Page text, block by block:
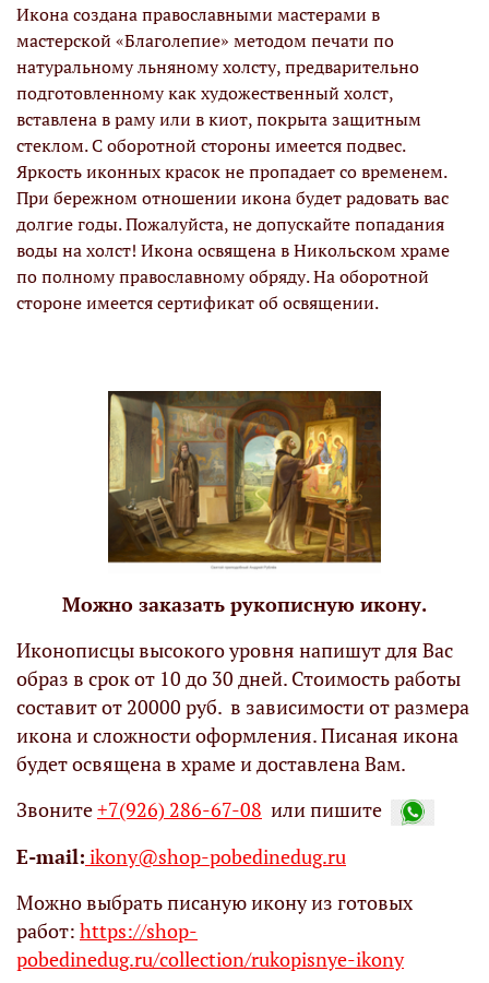
Икона создана православными мастерами в
мастерской «Благолепие» методом печати по
натуральному льняному холсту, предварительно
подготовленному как художественный холст,
вставлена в раму или в киот, покрыта защитным
стеклом. С оборотной стороны имеется подвес.
Яркость иконных красок не пропадает со временем.
При бережном отношении икона будет радовать вас
долгие годы. Пожалуйста, не допускайте попадания
воды на холст! Икона освящена в Никольском храме
по полному православному обряду. На оборотной
стороне имеется сертификат об освящении.
Можно заказать рукописную икону.
Иконописцы высокого уровня напишут для Вас
образ в срок от 10 до 30 дней. Стоимость работы
составит от 20000 руб. в зависимости от размера
икона и сложности оформления. Писаная икона
будет освящена в храме и доставлена Вам.
Звоните+7(926) 286-67-08 или пишите
Е-mail: ikony@shop-pobedinedug.ru
Можно выбрать писаную икону из готовых
работ: https://shop-
pobedinedug.ru/collection/rukopisnye-ikony